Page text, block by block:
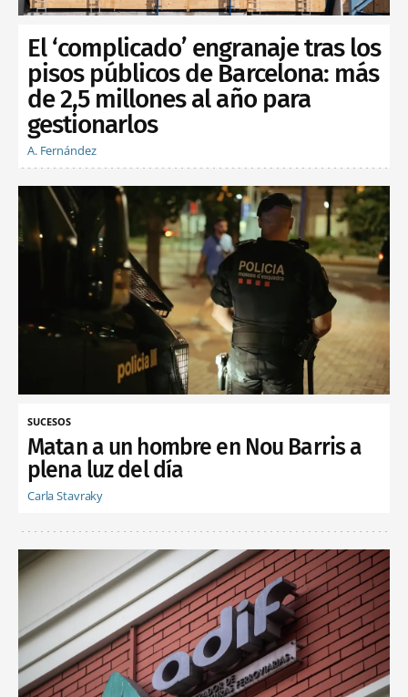
El ‘complicado’ engranaje tras los
pisos públicos de Barcelona: más
de 2,5 millones al año para
gestionarlos
A. Fernández
SUCESOS
Matan a un hombre en Nou Barris a
plena luz del día
Carla Stavraky